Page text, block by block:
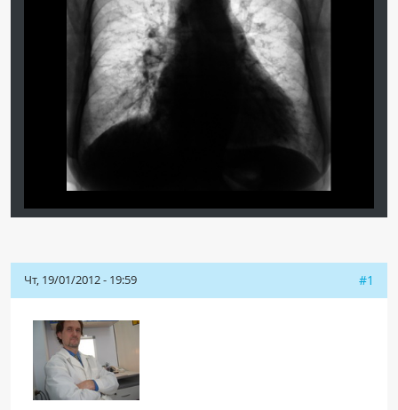
Спросить врача
Чт, 19/01/2012 - 19:59 #1